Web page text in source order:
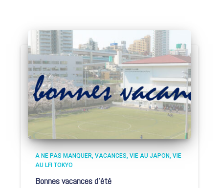
A NE PAS MANQUER VACANCES VIE AU JAPON VIE
AU LFI TOKYO
Bonnes vacances d’été